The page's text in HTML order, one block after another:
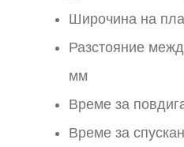
Широчина на
Разстояние
мм
Време за
Време за